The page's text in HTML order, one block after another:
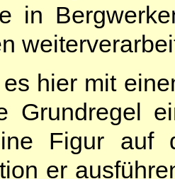
in
hier mit
Grundregel
Figur auf
er